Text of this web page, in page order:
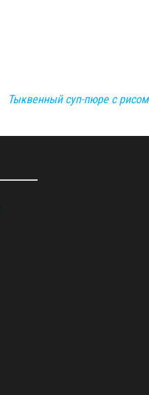
Тыквенный суп-пюре с рисом